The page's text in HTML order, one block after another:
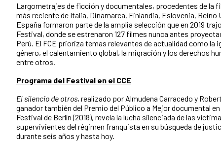
Largometrajes de ficción y documentales, procedentes de la
más reciente de Italia, Dinamarca, Finlandia, Eslovenia, Reino
España formaron parte de la amplia selección que en 2019
Festival, donde se estrenaron 127 filmes nunca antes
Perú. El FCE prioriza temas relevantes de actualidad como la
género, el calentamiento global, la migración y los derechos
entre otros.
Programa del Festival en el CCE
El silencio de otros, realizado por Almudena Carracedo y
ganador también del Premio del Público a Mejor documental en
Festival de Berlín (2018), revela la lucha silenciada de las
supervivientes del régimen franquista en su búsqueda de
durante seis años y hasta hoy.